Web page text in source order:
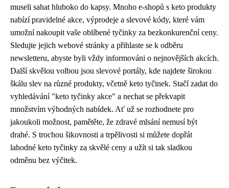
museli sahat hluboko do kapsy. Mnoho e-shopů s keto produkty
nabízí pravidelné akce, výprodeje a slevové kódy, které vám
umožní nakoupit vaše oblíbené tyčinky za bezkonkurenční ceny.
Sledujte jejich webové stránky a přihlaste se k odběru
newsletteru, abyste byli vždy informováni o nejnovějších akcích.
Další skvělou volbou jsou slevové portály, kde najdete širokou
škálu slev na různé produkty, včetně keto tyčinek. Stačí zadat do
vyhledávání "keto tyčinky akce" a nechat se překvapit
množstvím výhodných nabídek. Ať už se rozhodnete pro
jakoukoli možnost, pamětěte, že zdravé mlsání nemusí být
drahé. S trochou šikovnosti a trpělivosti si můžete dopřát
lahodné keto tyčinky za skvělé ceny a užít si tak sladkou
odměnu bez výčitek.